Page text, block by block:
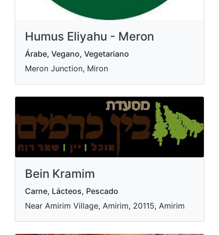
Humus Eliyahu - Meron
Árabe, Vegano, Vegetariano
Meron Junction, Miron
Bein Kramim
Carne, Lácteos, Pescado
Near Amirim Village, Amirim, 20115, Amirim